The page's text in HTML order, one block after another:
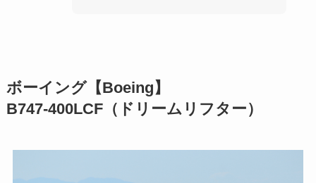
ボーイング【Boeing】
B747-400LCF（ドリームリフター）